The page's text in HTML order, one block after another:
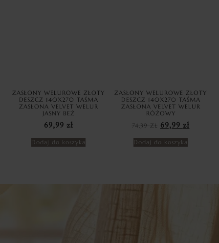
ZASŁONY WELUROWE ZŁOTY
DESZCZ 140X270 TAŚMA
ZASŁONA VELVET WELUR
JASNY BEŻ
69,99 zł
Dodaj do koszyka
ZASŁONY WELUROWE ZŁOTY
DESZCZ 140X270 TAŚMA
ZASŁONA VELVET WELUR
RÓŻOWY
74,39ZŁ 69,99 zł
Dodaj do koszyka